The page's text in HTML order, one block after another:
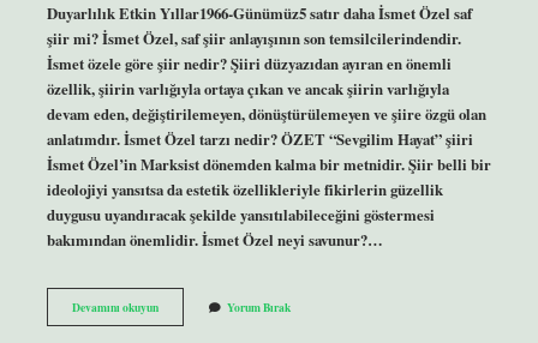
Duyarlılık Etkin Yıllar1966-Günümüz5 satır daha İsmet Özel saf
şiir mi? İsmet Özel, saf şiir anlayışının son temsilcilerindendir.
İsmet özele göre şiir nedir? Şiiri düzyazıdan ayıran en önemli
özellik, şiirin varlığıyla ortaya çıkan ve ancak şiirin varlığıyla
devam eden, değiştirilemeyen, dönüştürülemeyen ve şiire özgü olan
anlatımdır. İsmet Özel tarzı nedir? ÖZET “Sevgilim Hayat” şiiri
İsmet Özel’in Marksist dönemden kalma bir metnidir. Şiir belli bir
ideolojiyi yansıtsa da estetik özellikleriyle fikirlerin güzellik
duygusu uyandıracak şekilde yansıtılabileceğini göstermesi
bakımından önemlidir. İsmet Özel neyi savunur?…
Devamını okuyunİSmet
Özel
Yorum Bırak